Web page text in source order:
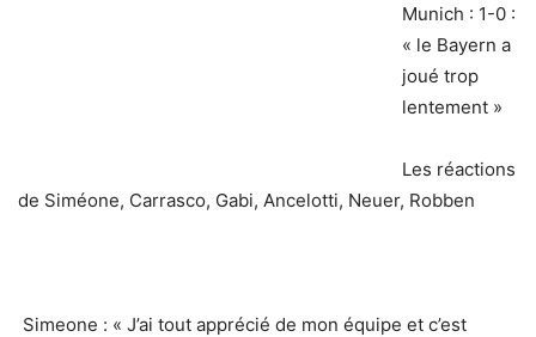
Munich : 1-0 :
« le Bayern a
joué trop
lentement »
Les réactions
de Siméone, Carrasco, Gabi, Ancelotti, Neuer, Robben
Simeone : « J’ai tout apprécié de mon équipe et c’est